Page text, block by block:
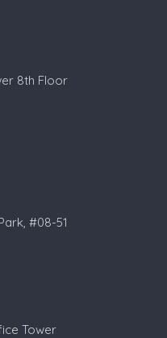
8th Floor
#08-51
Tower